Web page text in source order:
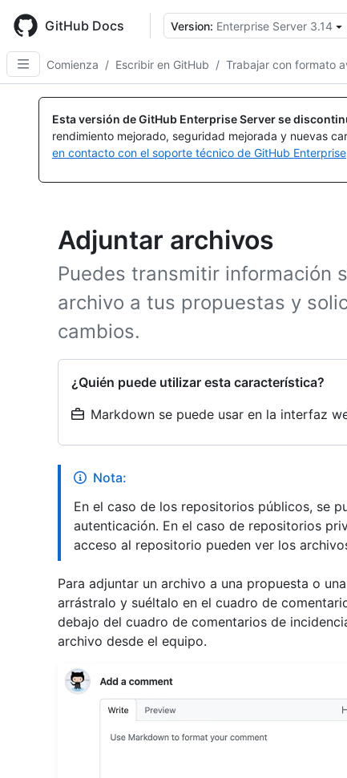
main
content
GitHub Docs Version: Enterprise Server 3.14
Comienza / Escribir en GitHub / Trabajar con formato
Esta versión de GitHub Enterprise Server se
rendimiento mejorado, seguridad mejorada y nuevas
en contacto con el soporte técnico de GitHub Enterprise
Adjuntar archivos
Puedes transmitir información
archivo a tus propuestas y
cambios.
¿Quién puede utilizar esta característica?
Markdown se puede usar en la interfaz
Nota:
En el caso de los repositorios públicos, se
autenticación. En el caso de repositorios
acceso al repositorio pueden ver los
Para adjuntar un archivo a una propuesta o
arrástralo y suéltalo en el cuadro de
debajo del cuadro de comentarios de
archivo desde el equipo.